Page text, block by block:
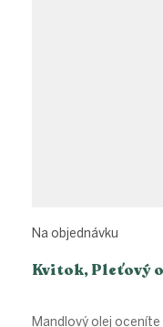
Kvitok, Pleťový
Na objednávku
Mandlový olej